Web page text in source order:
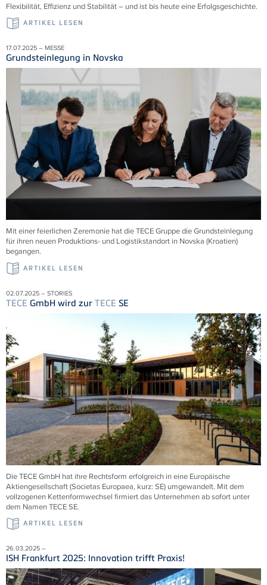
Flexibilität, Effizienz und Stabilität – und ist bis heute eine Erfolgsgeschichte.
ARTIKEL LESEN
17.07.2025 – MESSE
Grundsteinlegung in Novska
Mit einer feierlichen Zeremonie hat dieTECEGruppe die Grundsteinlegung
für ihren neuen Produktions- und Logistikstandort in Novska (Kroatien)
begangen.
ARTIKEL LESEN
02.07.2025 – STORIES
TECE GmbH wird zur TECE SE
DieTECEGmbH hat ihre Rechtsform erfolgreich in eine Europäische
Aktiengesellschaft (Societas Europaea, kurz: SE) umgewandelt. Mit dem
vollzogenen Kettenformwechsel firmiert das Unternehmen ab sofort unter
dem NamenTECESE.
ARTIKEL LESEN
26.03.2025 –
ISH Frankfurt 2025: Innovation trifft Praxis!